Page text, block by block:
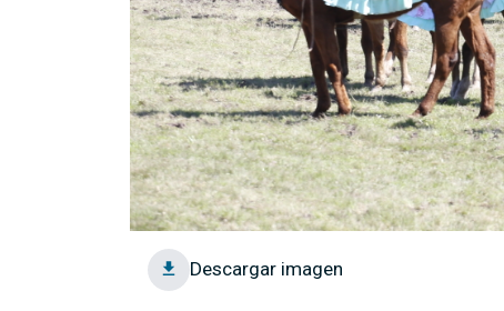
Descargar imagen